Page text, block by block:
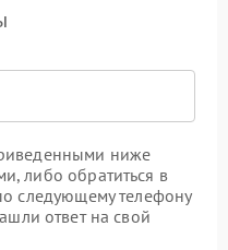
ниже
либо обратиться в
следующему телефону
ответ на свой